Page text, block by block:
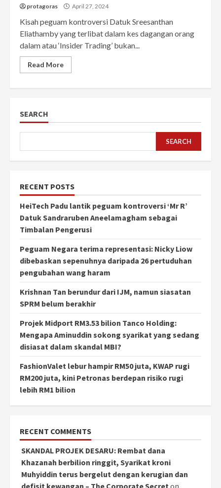
protagoras April 27, 2024
Kisah peguam kontroversi Datuk Sreesanthan
Eliathamby yang terlibat dalam kes dagangan orang
dalam atau ‘Insider Trading’ bukan...
Read More
SEARCH
SEARCH
RECENT POSTS
HeiTech Padu lantik peguam kontroversi ‘Mr R’
Datuk Sandraruben Aneelamagham sebagai
Timbalan Pengerusi
Peguam Negara terima representasi: Nicky Liow
dibebaskan sepenuhnya daripada 26 pertuduhan
pengubahan wang haram
Krishnan Tan berundur dari IJM, namun siasatan
SPRM belum berakhir
Projek Midport RM3.53 bilion Tanco Holding:
Mengapa Aminuddin sokong syarikat yang sedang
disiasat dalam skandal MBI?
FashionValet lebur hampir RM50 juta, KWAP rugi
RM200 juta, kini Petronas berdepan risiko rugi
lebih RM1 bilion
RECENT COMMENTS
SKANDAL PROJEK DESARU: Rembat dana
Khazanah berbilion ringgit, Syarikat kroni
Muhyiddin terus bergelut dengan kerugian dan